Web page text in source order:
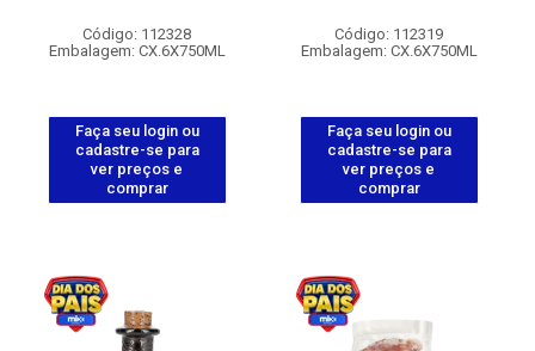
Código: 112328
Embalagem: CX.6X750ML
Faça seu login ou
cadastre-se para
ver preços e
comprar
Código: 112319
Embalagem: CX.6X750ML
Faça seu login ou
cadastre-se para
ver preços e
comprar